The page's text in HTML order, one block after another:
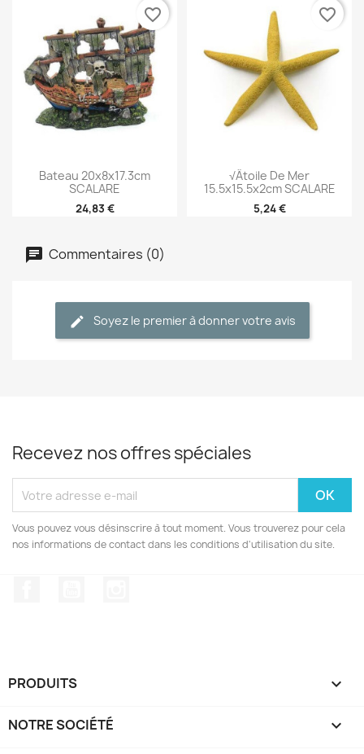
Bateau 20x8x17.3cm
SCALARE
24,83 €
favorite_border
√âtoile De Mer
15.5x15.5x2cm SCALARE
5,24 €
favorite_border
Commentaires (0)
Soyez le premier à donner votre avis
Recevez nos offres spéciales
Vous pouvez vous désinscrire à tout moment. Vous trouverez pour cela
nos informations de contact dans les conditions d'utilisation du site.
PRODUITS 
NOTRE SOCIÉTÉ 